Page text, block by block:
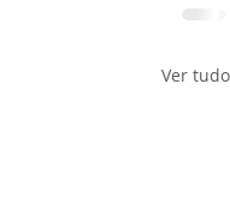
Ver tudo